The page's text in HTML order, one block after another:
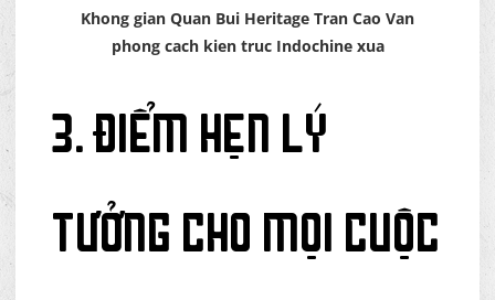
Khong gian Quan Bui Heritage Tran Cao Van
phong cach kien truc Indochine xua
3. Điểm hẹn lý
tưởng cho mọi cuộc